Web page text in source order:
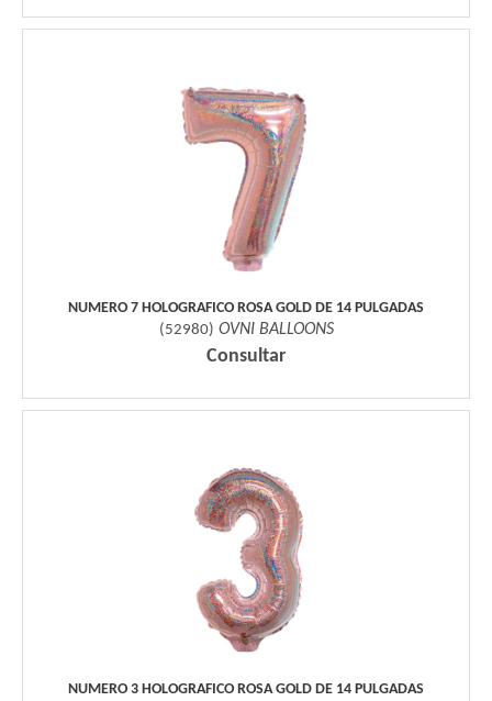
NUMERO 7 HOLOGRAFICO ROSA GOLD DE 14 PULGADAS
(52980) OVNI BALLOONS
Consultar
NUMERO 3 HOLOGRAFICO ROSA GOLD DE 14 PULGADAS